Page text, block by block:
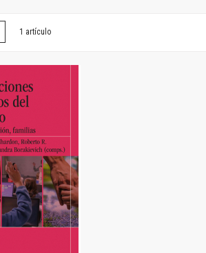
Géneros
Horizontes en las artes
La ideología argentina y latinoamericana
Las ciudades y las ideas
Serie Nuevas aproximaciones
Serie Clásicos latinoamericanos
Medios&redes
Música y ciencia
Serie Arte sonoro
1 artículo